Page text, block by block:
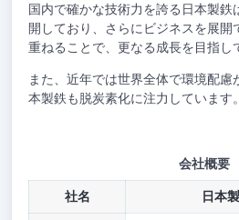
国内で確かな技術力を誇る日本製鉄
開しており、さらにビジネスを展開
重ねることで、更なる成長を目指し
また、近年では世界全体で環境配慮
本製鉄も脱炭素化に注力しています。
会社概要
社名 日本